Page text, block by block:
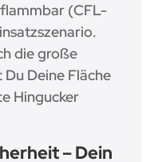
(CFL-
die große
Deine Fläche
Hingucker
– Dein